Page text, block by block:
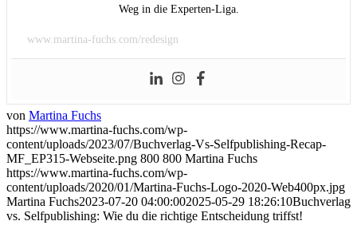
Weg in die Experten-Liga.
www.martina-fuchs.com/redesign
von Martina Fuchs
https://www.martina-fuchs.com/wp-
content/uploads/2023/07/Buchverlag-Vs-Selfpublishing-Recap-
MF_EP315-Webseite.png 800 800 Martina Fuchs
https://www.martina-fuchs.com/wp-
content/uploads/2020/01/Martina-Fuchs-Logo-2020-Web400px.jpg
Martina Fuchs2023-07-20 04:00:002025-05-29 18:26:10Buchverlag
vs. Selfpublishing: Wie du die richtige Entscheidung triffst!